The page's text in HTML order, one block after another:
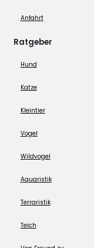
Anfahrt
Ratgeber
Hund
Katze
Kleintier
Vogel
Wildvogel
Aquaristik
Terraristik
Teich